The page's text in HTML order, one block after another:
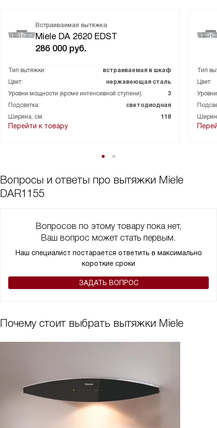
Встраиваемая вытяжка
Miele DA 2620 EDST
286 000 руб.
Тип вытяжки:
встраиваемая в шкаф
Цвет:
нержавеющая сталь
Уровни мощности (кроме интенсивной ступени):
3
Подсветка:
светодиодная
Ширина, см:
118
Перейти к товару
Тип
Цвет:
Вопросы и ответы про вытяжки Miele
DAR1155
Вопросов по этому товару пока нет,
Ваш вопрос может стать первым.
Наш специалист постарается ответить в максимально
короткие сроки
ЗАДАТЬ ВОПРОС
Почему стоит выбрать вытяжки Miele